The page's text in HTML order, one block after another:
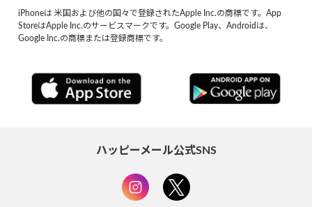
iPhoneは 米国および他の国々で登録されたApple Inc.の商標です。App
StoreはApple Inc.のサービスマークです。Google Play、Androidは、
Google Inc.の商標または登録商標です。
ハッピーメール公式SNS